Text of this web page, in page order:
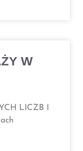
W
LICZB I